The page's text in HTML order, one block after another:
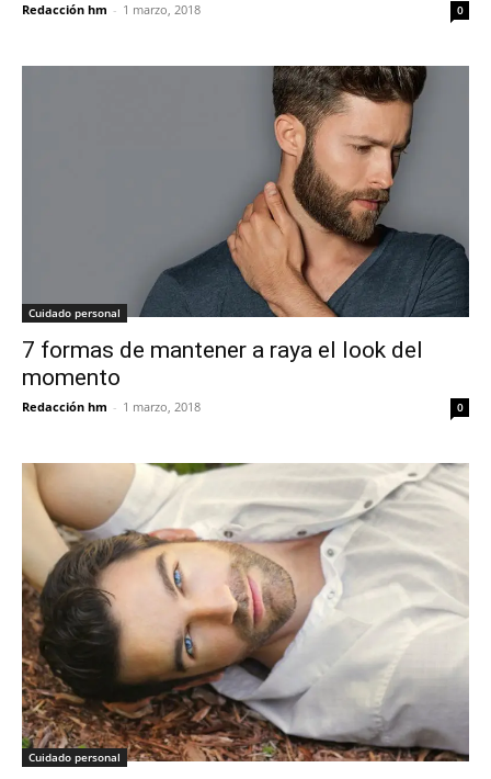
Redacción hm - 1 marzo, 2018 0
Cuidado personal
7 formas de mantener a raya el look del
momento
Redacción hm - 1 marzo, 2018 0
Cuidado personal